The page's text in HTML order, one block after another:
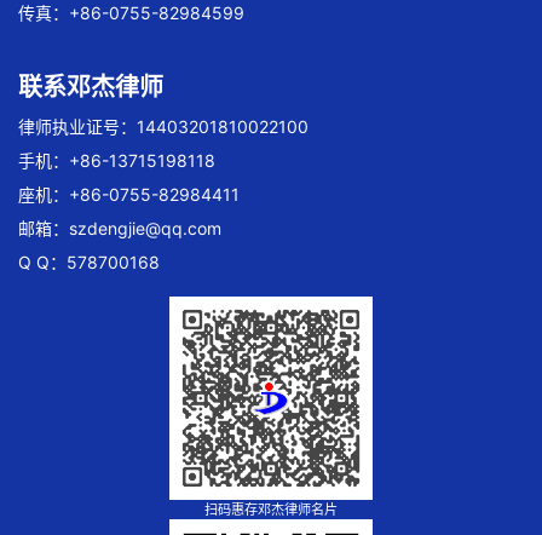
传真：+86-0755-82984599
联系邓杰律师
律师执业证号：14403201810022100
手机：+86-13715198118
座机：+86-0755-82984411
邮箱： szdengjie@qq.com
Q Q：578700168
扫码惠存邓杰律师名片